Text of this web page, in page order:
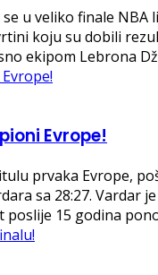
u veliko finale
koju su dobili
ekipom Lebrona
Evrope!
prvaka Evrope,
sa 28:27. Vardar
poslije 15 godina